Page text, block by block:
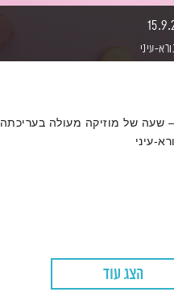
עיני
שעה של מוזיקה מעולה בעריכתה
עיני
הצג עוד